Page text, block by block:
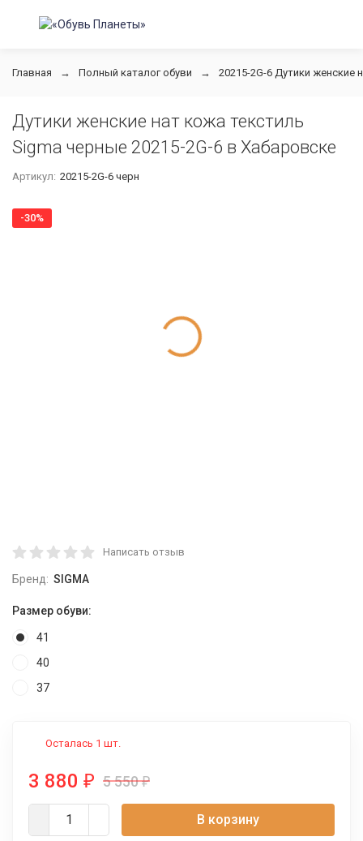
Главная Полный каталог обуви 20215-2G-6 Дутики женские
Дутики женские нат кожа текстиль
Sigma черные 20215-2G-6 в Хабаровске
Артикул: 20215-2G-6 черн
-30%
Написать отзыв
Бренд: SIGMA
Размер обуви:
41
40
37
Осталась 1 шт.
3 880 ₽ 5 550₽
В корзину